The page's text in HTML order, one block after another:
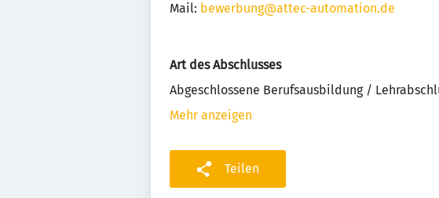
Mail: bewerbung@attec-automation.de
Art des Abschlusses
Abgeschlossene Berufsausbildung /
Mehr anzeigen
Teilen